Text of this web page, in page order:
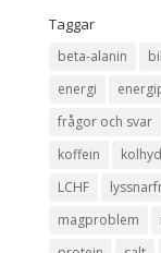
Taggar
beta-alanin
energi
frågor och svar
koffein
LCHF
magproblem